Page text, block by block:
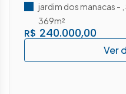
Excelente
R$ 240.000,00
jardim dos manacas
369m²